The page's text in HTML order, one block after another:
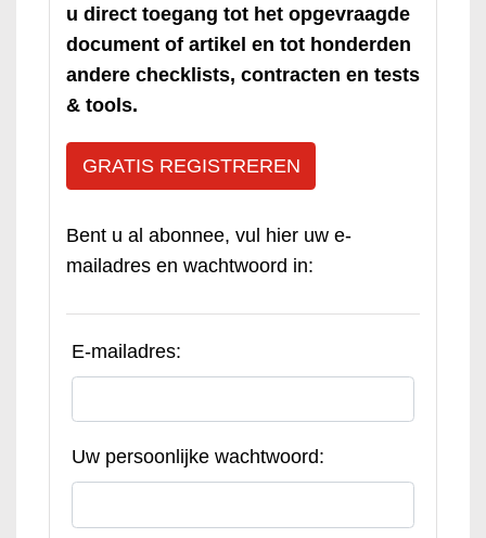
u direct toegang tot het opgevraagde
document of artikel en tot honderden
andere checklists, contracten en tests
& tools.
GRATIS REGISTREREN
Bent u al abonnee, vul hier uw e-
mailadres en wachtwoord in:
E-mailadres:
Uw persoonlijke wachtwoord: